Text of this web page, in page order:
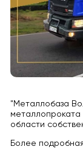
"Металлобаза
области
Более